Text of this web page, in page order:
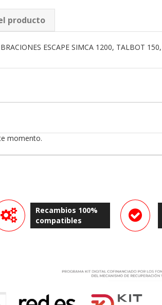
producto
ESCAPE SIMCA 1200, TALBOT
momento.
Recambios 100%
compatibles